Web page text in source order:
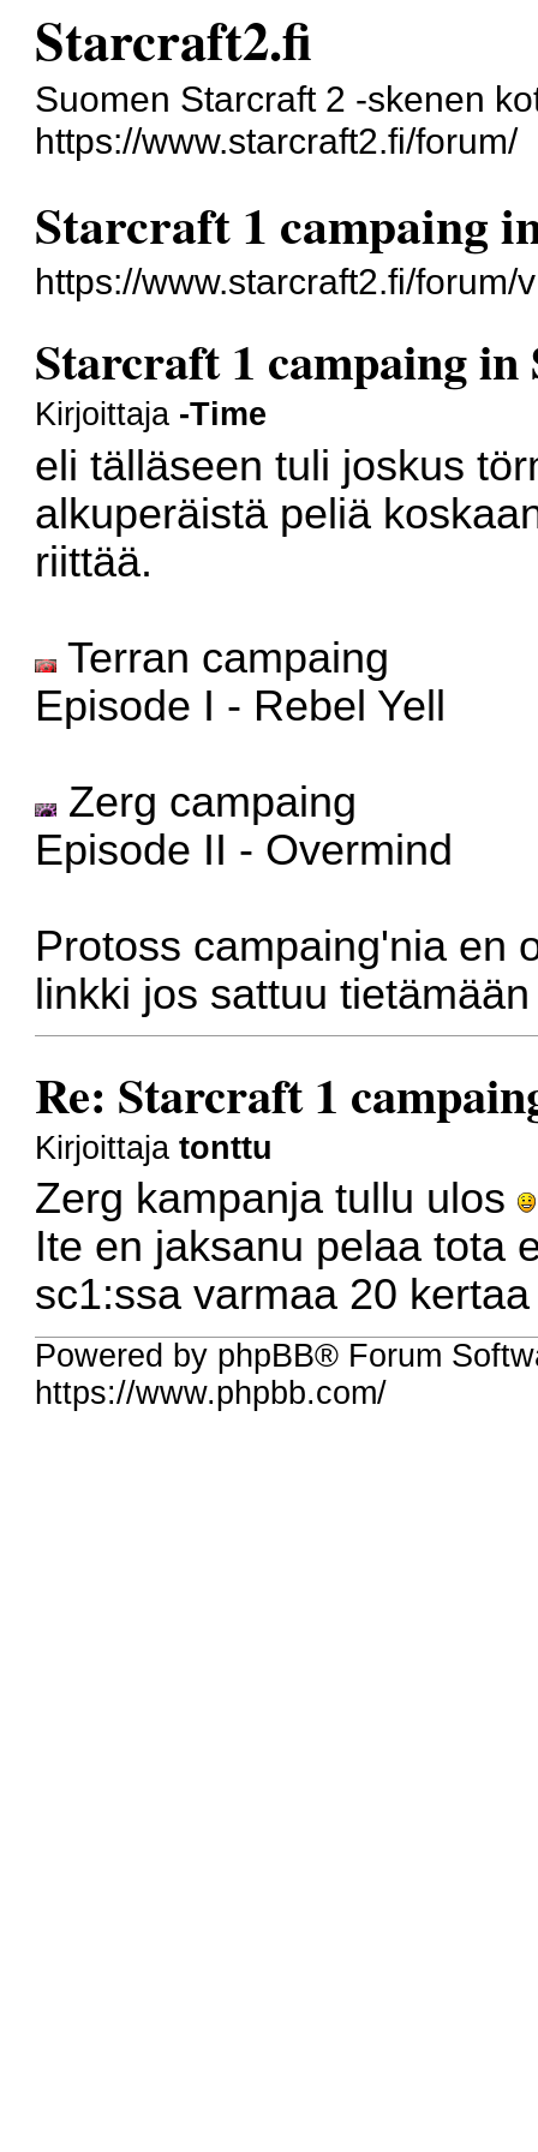
Starcraft2.fi
Suomen Starcraft 2 -skenen
https://www.starcraft2.fi/forum/
Starcraft 1 campaing
https://www.starcraft2.fi/
Starcraft 1 campaing
Kirjoittaja -Time
eli tälläseen tuli joskus
alkuperäistä peliä
riittää.
Terran campaing
Episode I - Rebel Yell
Zerg campaing
Episode II - Overmind
Protoss campaing'nia en
linkki jos sattuu tietämään
Re: Starcraft 1
Kirjoittajatonttu
Zerg kampanja tullu ulos
Ite en jaksanu pelaa tota
sc1:ssa varmaa 20
Powered by phpBB® Forum
https://www.phpbb.com/